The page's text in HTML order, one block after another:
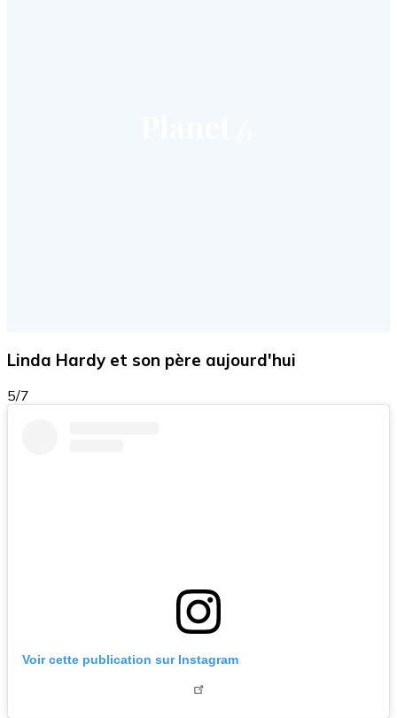
Linda Hardy et son père aujourd'hui
5/7
Voir cette publication sur Instagram